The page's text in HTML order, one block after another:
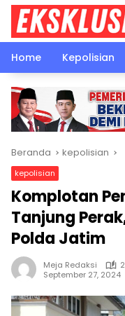
Langsung
konten
Home
Kepolisian
Beranda kepolisian
kepolisian
Komplotan
Tanjung
Polda Jatim
Meja Redaksi
September 27, 2024